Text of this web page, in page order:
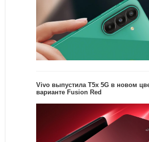
Vivo выпустила T5x 5G в новом
варианте Fusion Red